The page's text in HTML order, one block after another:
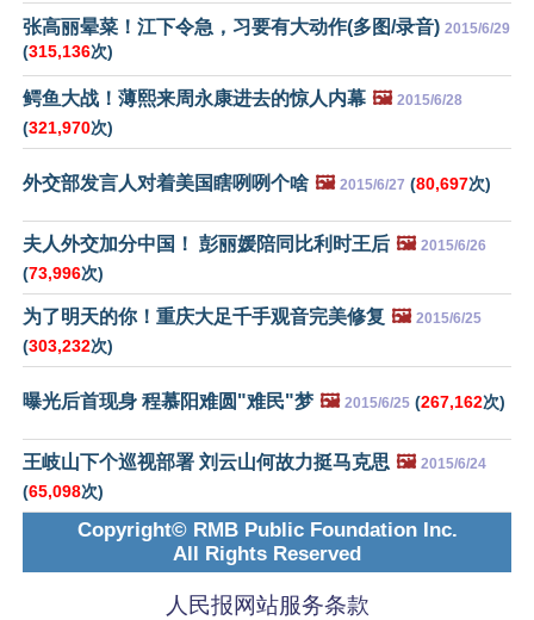
张高丽晕菜！江下令急，习要有大动作(多图/录音) 2015/6/29
(315,136次)
鳄鱼大战！薄熙来周永康进去的惊人内幕 🖼️ 2015/6/28
(321,970次)
外交部发言人对着美国瞎咧咧个啥 🖼️ 2015/6/27 (80,697次)
夫人外交加分中国！ 彭丽媛陪同比利时王后 🖼️ 2015/6/26
(73,996次)
为了明天的你！重庆大足千手观音完美修复 🖼️ 2015/6/25
(303,232次)
曝光后首现身 程慕阳难圆"难民"梦 🖼️ 2015/6/25 (267,162次)
王岐山下个巡视部署 刘云山何故力挺马克思 🖼️ 2015/6/24
(65,098次)
Copyright© RMB Public Foundation Inc.
All Rights Reserved
人民报网站服务条款